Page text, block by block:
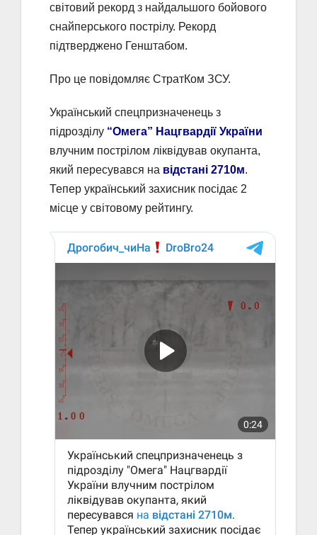
світовий рекорд з найдальшого бойового
снайперського пострілу. Рекорд
підтверджено Генштабом.
Про це повідомляє СтратКом ЗСУ.
Український спецпризначенець з
підрозділу “Омега” Нацгвардії України
влучним пострілом ліквідував окупанта,
який пересувався на відстані 2710м.
Тепер український захисник посідає 2
місце у світовому рейтингу.